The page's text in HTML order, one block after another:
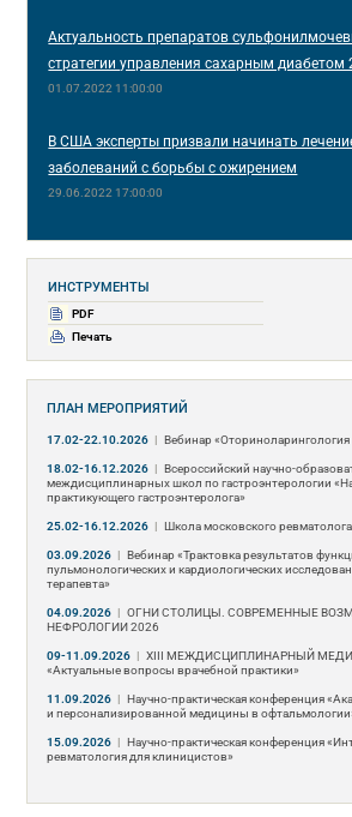
Актуальность препаратов
стратегии управления сахарным диабетом
01.07.2022 11:00:00
В США эксперты призвали начинать
заболеваний с борьбы с ожирением
29.06.2022 17:00:00
ИНСТРУМЕНТЫ
PDF
Печать
ПЛАН МЕРОПРИЯТИЙ
17.02-22.10.2026 | Вебинар «Оториноларингология
18.02-16.12.2026 | Всероссийский научно-
междисциплинарных школ по гастроэнтерологии
практикующего гастроэнтеролога»
25.02-16.12.2026 | Школа московского ревматолога
03.09.2026 | Вебинар «Трактовка результатов
пульмонологических и кардиологических
терапевта»
04.09.2026 | ОГНИ СТОЛИЦЫ. СОВРЕМЕННЫЕ
НЕФРОЛОГИИ 2026
09-11.09.2026 | ХIII МЕЖДИСЦИПЛИНАРНЫЙ
«Актуальные вопросы врачебной практики»
11.09.2026 | Научно-практическая конференция
и персонализированной медицины в
15.09.2026 | Научно-практическая конференция
ревматология для клиницистов»